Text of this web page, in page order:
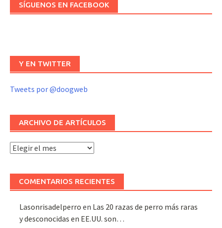
SÍGUENOS EN FACEBOOK
Y EN TWITTER
Tweets por @doogweb
ARCHIVO DE ARTÍCULOS
Archivo
artículos
COMENTARIOS RECIENTES
Lasonrisadelperro en Las 20 razas de perro más raras
y desconocidas en EE.UU. son…